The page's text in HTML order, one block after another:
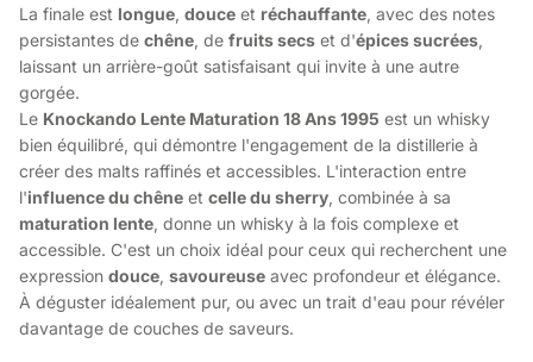
La finale est longue, douce et réchauffante, avec des notes
persistantes de chêne, de fruits secs et d'épices sucrées,
laissant un arrière-goût satisfaisant qui invite à une autre
gorgée.
Le Knockando Lente Maturation 18 Ans 1995 est un whisky
bien équilibré, qui démontre l'engagement de la distillerie à
créer des malts raffinés et accessibles. L'interaction entre
l'influence du chêne et celle du sherry, combinée à sa
maturation lente, donne un whisky à la fois complexe et
accessible. C'est un choix idéal pour ceux qui recherchent une
expression douce, savoureuse avec profondeur et élégance.
À déguster idéalement pur, ou avec un trait d'eau pour révéler
davantage de couches de saveurs.